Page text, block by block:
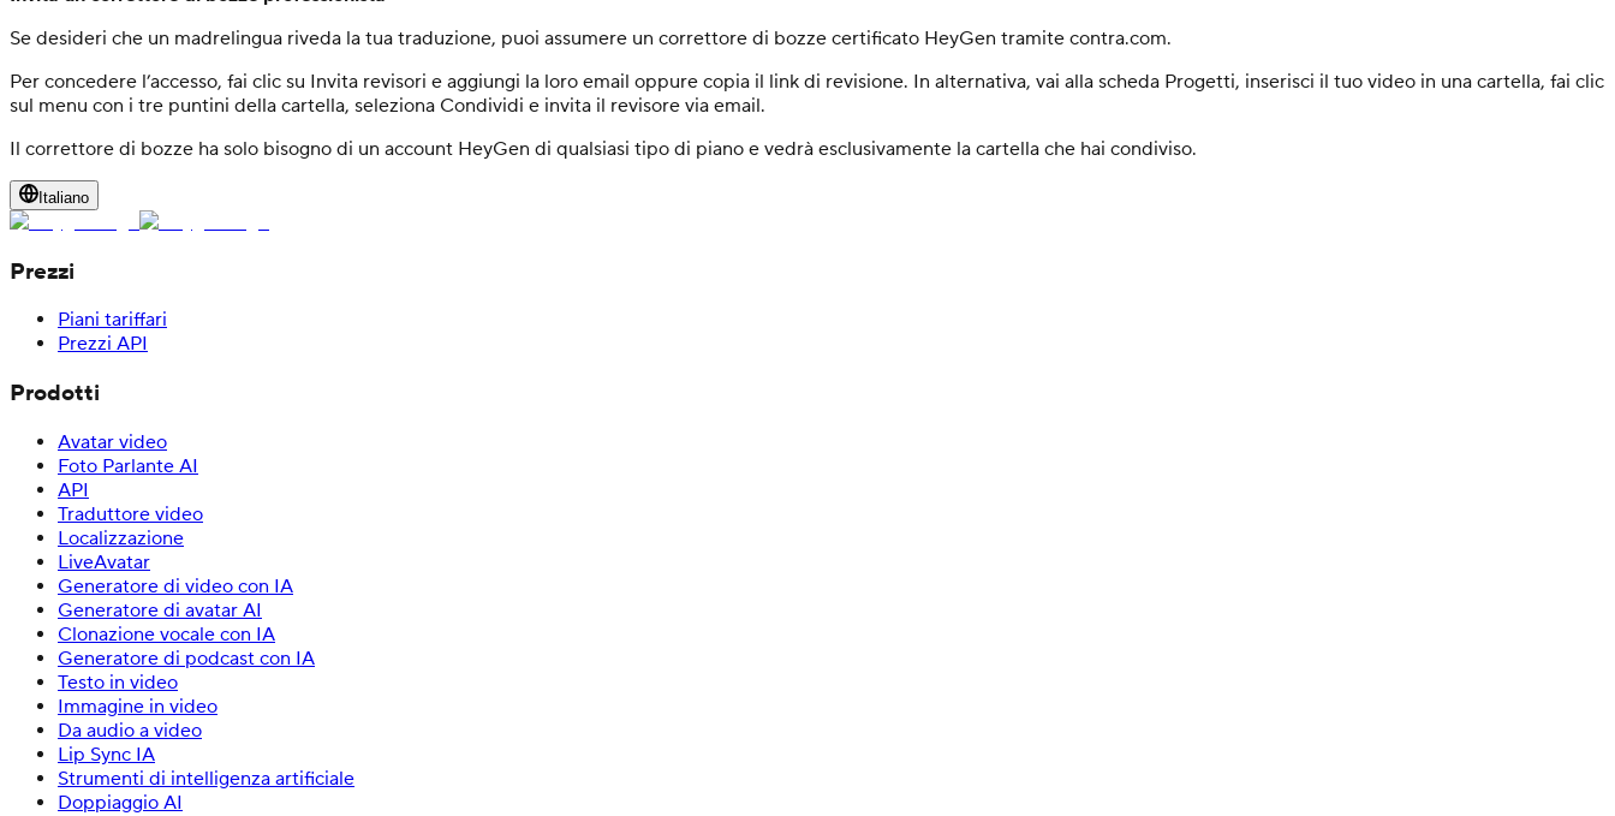
Se desideri che un madrelingua riveda la tua traduzione, puoi assumere un correttore di bozze certificato HeyGen tramite contra.com.
Per concedere l’accesso, fai clic su Invita revisori e aggiungi la loro email oppure copia il link di revisione. In alternativa, vai alla scheda Progetti, inserisci il tuo video in una cartella, fai clic
sul menu con i tre puntini della cartella, seleziona Condividi e invita il revisore via email.
Il correttore di bozze ha solo bisogno di un account HeyGen di qualsiasi tipo di piano e vedrà esclusivamente la cartella che hai condiviso.
Italiano
Prezzi
Piani tariffari
Prezzi API
Prodotti
Avatar video
Foto Parlante AI
API
Traduttore video
Localizzazione
LiveAvatar
Generatore di video con IA
Generatore di avatar AI
Clonazione vocale con IA
Generatore di podcast con IA
Testo in video
Immagine in video
Da audio a video
Lip Sync IA
Strumenti di intelligenza artificiale
Doppiaggio AI